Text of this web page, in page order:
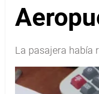
La pasajera había